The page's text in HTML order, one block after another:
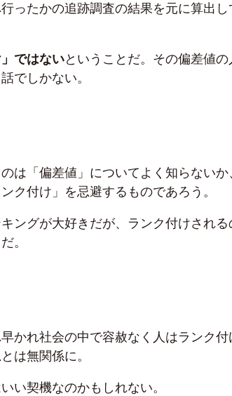
ったかの追跡調査の結果を元に算出し
」ではないということだ。その偏差値の
でしかない。
は「偏差値」についてよく知らないか
ク付け」を忌避するものであろう。
ングが大好きだが、ランク付けされる
。
かれ社会の中で容赦なく人はランク付
は無関係に。
い契機なのかもしれない。